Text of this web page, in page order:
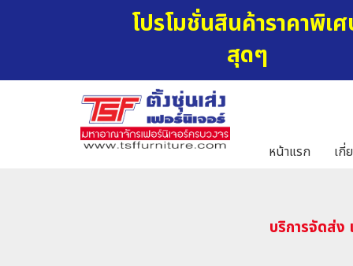
โปรโมชั่นสินค้าราคาพิเ
สุดๆ
หน้าแรก เกี่
บริการจัดส่